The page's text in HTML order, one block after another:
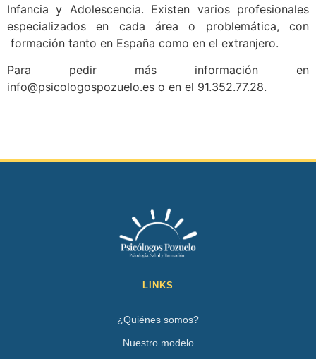
Infancia y Adolescencia. Existen varios profesionales
especializados en cada área o problemática, con
formación tanto en España como en el extranjero.
Para pedir más información en
info@psicologospozuelo.es o en el 91.352.77.28.
LINKS
¿Quiénes somos?
Nuestro modelo